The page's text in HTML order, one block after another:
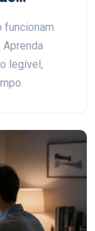
funcionam
legível,